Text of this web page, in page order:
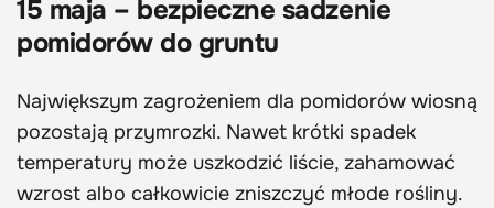
15 maja – bezpieczne sadzenie
pomidorów do gruntu
Największym zagrożeniem dla pomidorów wiosną
pozostają przymrozki. Nawet krótki spadek
temperatury może uszkodzić liście, zahamować
wzrost albo całkowicie zniszczyć młode rośliny.